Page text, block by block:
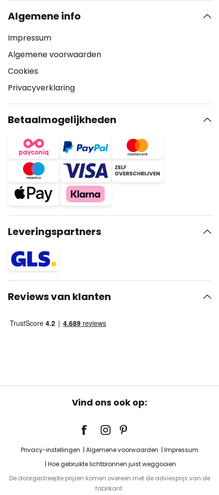
Algemene info
Impressum
Algemene voorwaarden
Cookies
Privacyverklaring
Betaalmogelijkheden
Leveringspartners
Reviews van klanten
Vind ons ook op:
Privacy-instellingen Algemene voorwaarden
Impressum
Hoe gebruikte lichtbronnen juist weggooien
De doorgestreepte prijzen komen overeen met de adviesprijs van de
fabrikant.